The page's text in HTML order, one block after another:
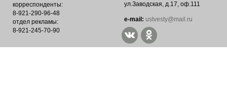
корреспонденты:
8-921-290-96-48
отдел рекламы:
8-921-245-70-90
ул.Заводская, д.17, оф.111
е-mail: ustvesty@mail.ru